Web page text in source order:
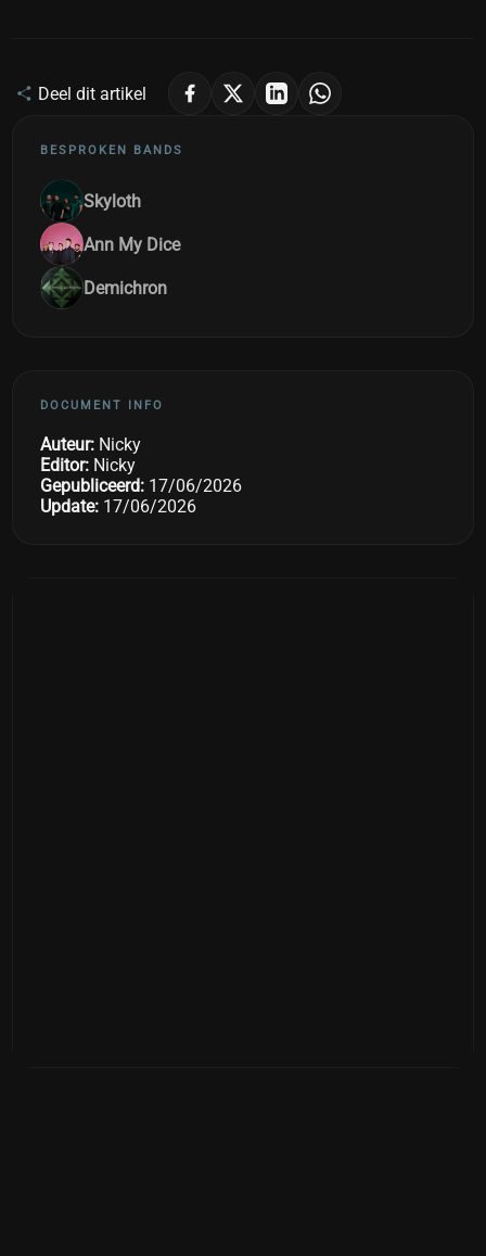
Deel dit artikel
BESPROKEN BANDS
Skyloth
Ann My Dice
Demichron
DOCUMENT INFO
Auteur: Nicky
Editor: Nicky
Gepubliceerd: 17/06/2026
Update: 17/06/2026